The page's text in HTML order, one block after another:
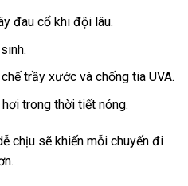
đau cổ khi đội lâu.
trầy xước và chống tia UVA.
trong thời tiết nóng.
chịu sẽ khiến mỗi chuyến đi